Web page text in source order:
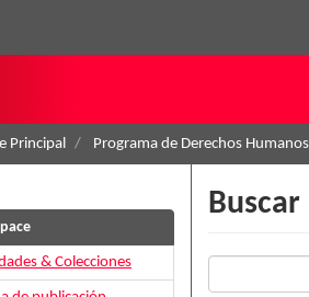
Principal Programa de Derechos
Buscar
& Colecciones